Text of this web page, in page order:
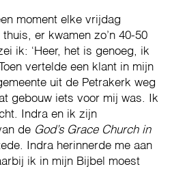
moment elke vrijdag
er kwamen zo’n 40-50
ik: ‘Heer, het is genoeg, ik
vertelde een klant in mijn
uit de Petrakerk weg
gebouw iets voor mij was. Ik
Indra en ik zijn
de God’s Grace Church in
Indra herinnerde me aan
ik in mijn Bijbel moest